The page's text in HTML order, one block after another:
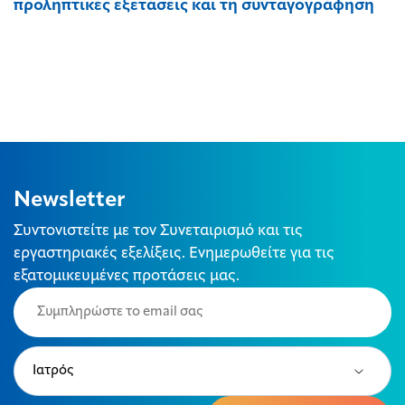
προληπτικές εξετάσεις και τη συνταγογράφηση
Newsletter
Συντονιστείτε με τον Συνεταιρισμό και τις
εργαστηριακές εξελίξεις. Ενημερωθείτε για τις
εξατομικευμένες προτάσεις μας.
Email
(Required)
Type
(Required)